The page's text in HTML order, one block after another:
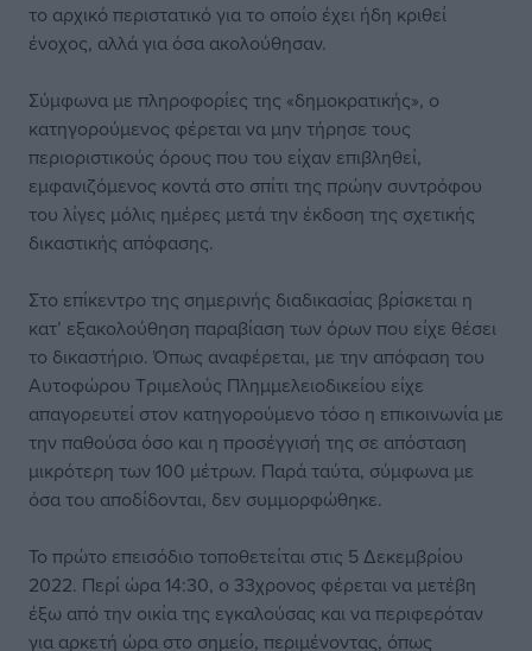
το αρχικό περιστατικό για το οποίο έχει ήδη κριθεί
ένοχος, αλλά για όσα ακολούθησαν.
Σύμφωνα με πληροφορίες της «δημοκρατικής», ο
κατηγορούμενος φέρεται να μην τήρησε τους
περιοριστικούς όρους που του είχαν επιβληθεί,
εμφανιζόμενος κοντά στο σπίτι της πρώην συντρόφου
του λίγες μόλις ημέρες μετά την έκδοση της σχετικής
δικαστικής απόφασης.
Στο επίκεντρο της σημερινής διαδικασίας βρίσκεται η
κατ’ εξακολούθηση παραβίαση των όρων που είχε θέσει
το δικαστήριο. Όπως αναφέρεται, με την απόφαση του
Αυτοφώρου Τριμελούς Πλημμελειοδικείου είχε
απαγορευτεί στον κατηγορούμενο τόσο η επικοινωνία με
την παθούσα όσο και η προσέγγισή της σε απόσταση
μικρότερη των 100 μέτρων. Παρά ταύτα, σύμφωνα με
όσα του αποδίδονται, δεν συμμορφώθηκε.
Το πρώτο επεισόδιο τοποθετείται στις 5 Δεκεμβρίου
2022. Περί ώρα 14:30, ο 33χρονος φέρεται να μετέβη
έξω από την οικία της εγκαλούσας και να περιφερόταν
για αρκετή ώρα στο σημείο, περιμένοντας, όπως